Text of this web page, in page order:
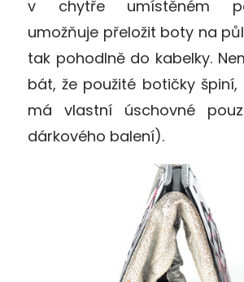
v chytře umístěném
umožňuje přeložit boty na
tak pohodlně do kabelky.
bát, že použité botičky špiní,
má vlastní úschovné
dárkového balení).